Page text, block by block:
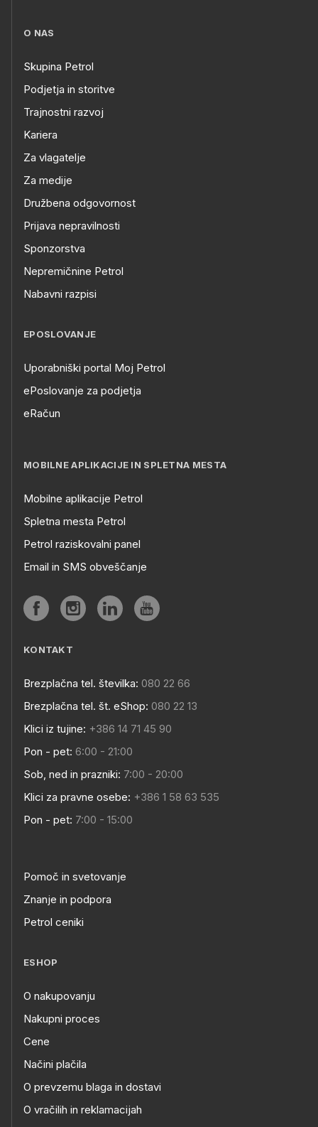
O NAS
Skupina Petrol
Podjetja in storitve
Trajnostni razvoj
Kariera
Za vlagatelje
Za medije
Družbena odgovornost
Prijava nepravilnosti
Sponzorstva
Nepremičnine Petrol
Nabavni razpisi
EPOSLOVANJE
Uporabniški portal Moj Petrol
ePoslovanje za podjetja
eRačun
MOBILNE APLIKACIJE IN SPLETNA MESTA
Mobilne aplikacije Petrol
Spletna mesta Petrol
Petrol raziskovalni panel
Email in SMS obveščanje
KONTAKT
Brezplačna tel. številka: 080 22 66
Brezplačna tel. št. eShop: 080 22 13
Klici iz tujine: +386 14 71 45 90
Pon - pet: 6:00 - 21:00
Sob, ned in prazniki: 7:00 - 20:00
Klici za pravne osebe: +386 1 58 63 535
Pon - pet: 7:00 - 15:00
Pomoč in svetovanje
Znanje in podpora
Petrol ceniki
ESHOP
O nakupovanju
Nakupni proces
Cene
Načini plačila
O prevzemu blaga in dostavi
O vračilih in reklamacijah